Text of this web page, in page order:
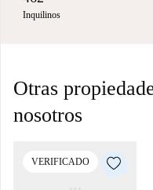
Inquilinos
Otras
nosotros
VERIFICADO